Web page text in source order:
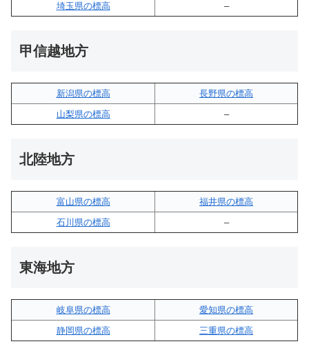
埼玉県の標高
–
甲信越地方
新潟県の標高
長野県の標高
山梨県の標高
–
北陸地方
富山県の標高
福井県の標高
石川県の標高
–
東海地方
岐阜県の標高
愛知県の標高
静岡県の標高
三重県の標高